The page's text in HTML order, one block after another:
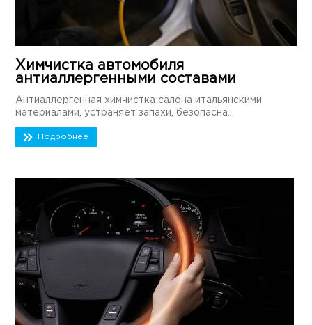
Химчистка автомобиля
антиаллергенными составами
Антиаллергенная химчистка салона итальянскими
материалами, устраняет запахи, безопасна...
Подробнее